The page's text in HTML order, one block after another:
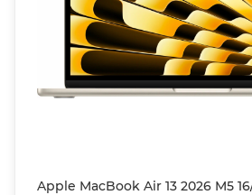
Apple MacBook Air 13 2026 M5